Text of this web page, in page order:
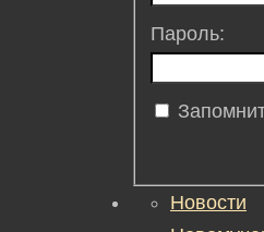
Пароль:
Новости